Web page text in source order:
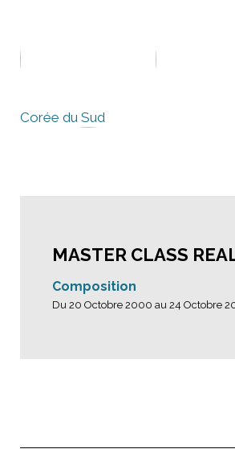
Corée du Sud
MASTER CLASS
Composition
Du 20 Octobre 2000 au 24 Octobre